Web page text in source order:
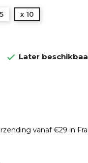
x 10
 Later
vanaf €29 in